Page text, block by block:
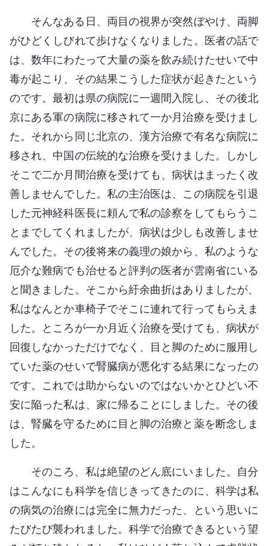
そんなある日、両目の視界が突然ぼやけ、両脚
がひどくしびれて歩けなくなりました。医者の話で
は、数年にわたって大量の薬を飲み続けたせいで中
毒が起こり、その結果こうした症状が起きたという
のです。最初は県の病院に一週間入院し、その後北
京にある軍の病院に移されて一か月治療を受けまし
た。それから同じ北京の、漢方治療で有名な病院に
移され、中国の伝統的な治療を受けました。しかし
そこで二か月間治療を受けても、病状はまったく改
善しませんでした。私の主治医は、この病院を引退
した元神経科医長に頼んで私の診察をしてもらうこ
とまでしてくれましたが、病状は少しも改善しませ
んでした。その後将来の義理の娘から、私のような
厄介な難病でも治せると評判の医者が雲南省にいる
と聞きました。そこから紆余曲折はありましたが、
私はなんとか車椅子でそこに連れて行ってもらえま
した。ところが一か月近く治療を受けても、病状が
回復しなかっただけでなく、目と脚のために服用し
ていた薬のせいで腎臓病が悪化する結果になったの
です。これでは助からないのではないかとひどい不
安に陥った私は、家に帰ることにしました。その後
は、腎臓を守るために目と脚の治療と薬を断念しま
した。
そのころ、私は絶望のどん底にいました。自分
はこんなにも科学を信じきってきたのに、科学は私
の病気の治療には完全に無力だった、という思いに
たびたび襲われました。科学で治療できるという望